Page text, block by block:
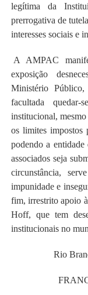
legítima da
prerrogativa de
interesses sociais e
A AMPAC
exposição
Ministério
facultada
institucional,
os limites impostos
podendo a
associados seja
circunstância,
impunidade e
fim, irrestrito apoio
Hoff, que tem
institucionais no
Rio